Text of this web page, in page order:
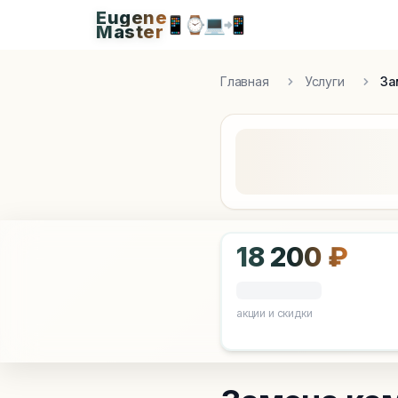
Apple Diagnostics & Engineering Authority
Eugene
Master📱 ⌚💻📲
Главная Услуги
18 200 ₽
акции и скидки